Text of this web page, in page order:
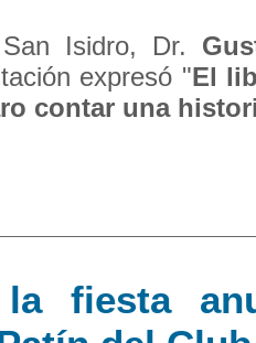
Isidro, Dr.
expresó "El
contar una
la fiesta